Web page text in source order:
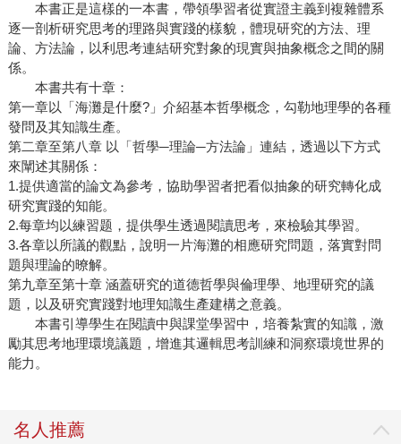
本書正是這樣的一本書，帶領學習者從實證主義到複雜體系
逐一剖析研究思考的理路與實踐的樣貌，體現研究的方法、理
論、方法論，以利思考連結研究對象的現實與抽象概念之間的關
係。
本書共有十章：
第一章以「海灘是什麼?」介紹基本哲學概念，勾勒地理學的各種
發問及其知識生產。
第二章至第八章 以「哲學─理論─方法論」連結，透過以下方式
來闡述其關係：
1.提供適當的論文為參考，協助學習者把看似抽象的研究轉化成
研究實踐的知能。
2.每章均以練習题，提供學生透過閱讀思考，來檢驗其學習。
3.各章以所議的觀點，說明一片海灘的相應研究問題，落實對問
題與理論的暸解。
第九章至第十章 涵蓋研究的道德哲學與倫理學、地理研究的議
題，以及研究實踐對地理知識生產建構之意義。
本書引導學生在閱讀中與課堂學習中，培養紮實的知識，激
勵其思考地理環境議題，增進其邏輯思考訓練和洞察環境世界的
能力。
名人推薦